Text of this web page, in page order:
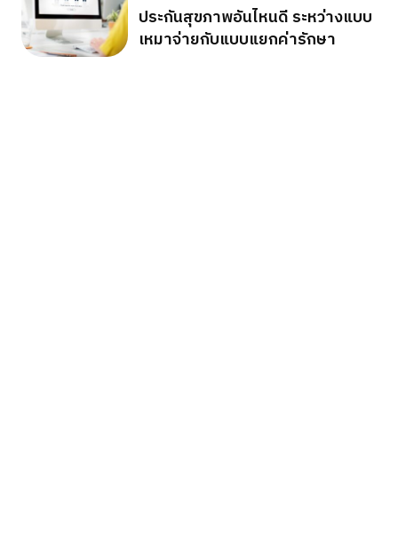
ประกันสุขภาพอันไหนดี ระหว่างแบบ
เหมาจ่ายกับแบบแยกค่ารักษา